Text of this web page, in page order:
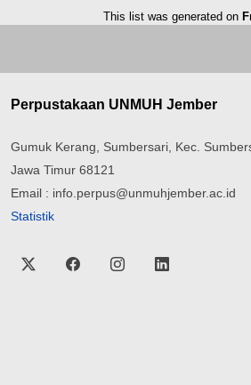
This list was generated on
Perpustakaan UNMUH Jember
Gumuk Kerang, Sumbersari, Kec.
Jawa Timur 68121
Email : info.perpus@unmuhjember.ac.id
Statistik